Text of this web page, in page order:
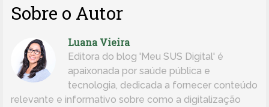
Sobre o Autor
Luana Vieira
Editora do blog 'Meu SUS Digital' é
apaixonada por saúde pública e
tecnologia, dedicada a fornecer conteúdo
relevante e informativo sobre como a digitalização